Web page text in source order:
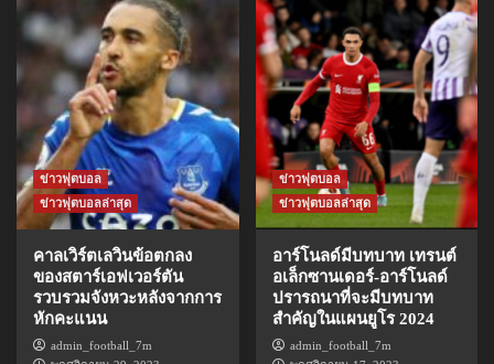
ข่าวฟุตบอล
ข่าวฟุตบอลล่าสุด
คาลเวิร์ตเลวินข้อตกลง
ของสตาร์เอฟเวอร์ตัน
รวบรวมจังหวะหลังจากการ
หักคะแนน
admin_football_7m
ข่าวฟุตบอล
ข่าวฟุตบอลล่าสุด
อาร์โนลด์มีบทบาท เทรนต์
อเล็กซานเดอร์-อาร์โนลด์
ปรารถนาที่จะมีบทบาท
สำคัญในแผนยูโร 2024
admin_football_7m